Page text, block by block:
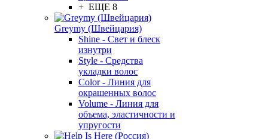
+ ЕЩЕ 8
Greymy (Швейцария)
Shine - Свет и блеск
изнутри
Style - Средства
укладки волос
Color - Линия для
окрашенных волос
Volume - Линия для
объема, эластичности и
упругости